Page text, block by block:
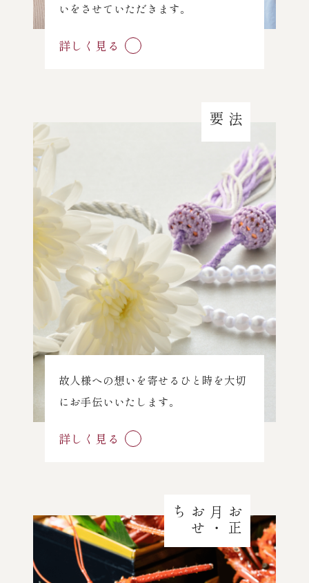
いをさせていただきます。
詳しく見る
法要
故人様への想いを寄せるひと時を大切
にお手伝いいたします。
詳しく見る
お
正
月
・
お
せ
ち